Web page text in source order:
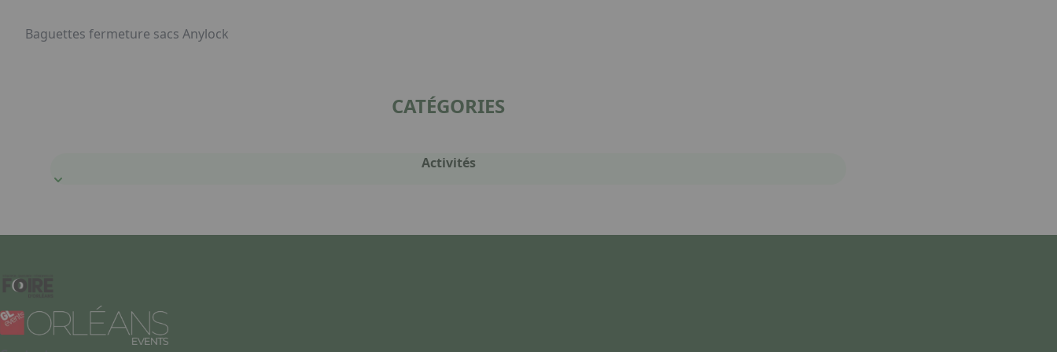
Baguettes fermeture sacs Anylock
CATÉGORIES
Activités